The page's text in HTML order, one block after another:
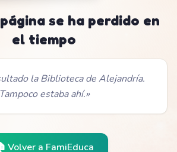
se ha perdido en
el tiempo
la Biblioteca de Alejandría.
Tampoco estaba ahí.»
Volver a FamiEduca